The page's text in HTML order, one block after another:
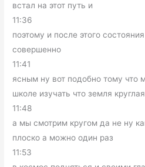
встал на этот путь и
11:36
поэтому и после этого
совершенно
11:41
ясным ну вот подобно тому что
школе изучать что земля круглая
11:48
а мы смотрим кругом да не ну
плоско а можно один раз
11:53